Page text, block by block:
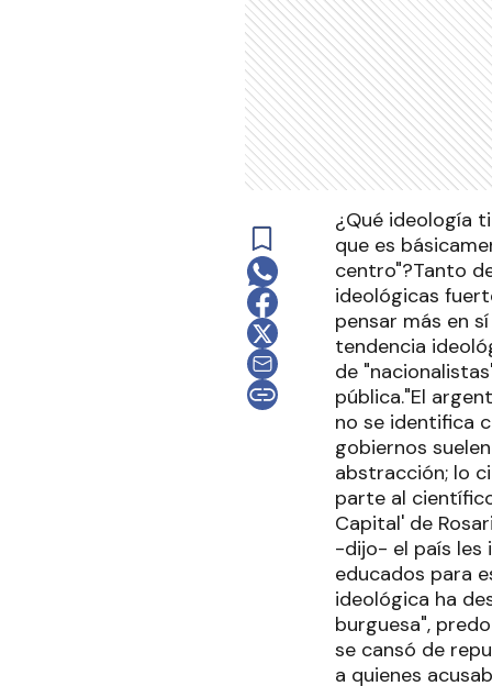
¿Qué ideología
que es
centro"?Tanto
ideológicas
pensar más en
tendencia
de
pública."El
no se identifica
gobiernos
abstracción; lo
parte al
Capital' de
-dijo- el país les
educados para
ideológica ha
burguesa",
se cansó de
a quienes